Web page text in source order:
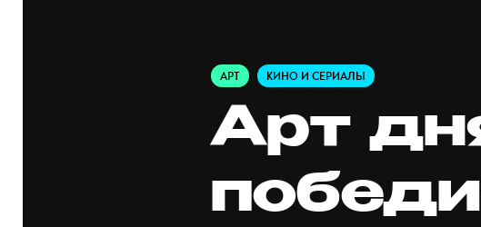
АРТ КИНО И СЕРИАЛЫ
Арт